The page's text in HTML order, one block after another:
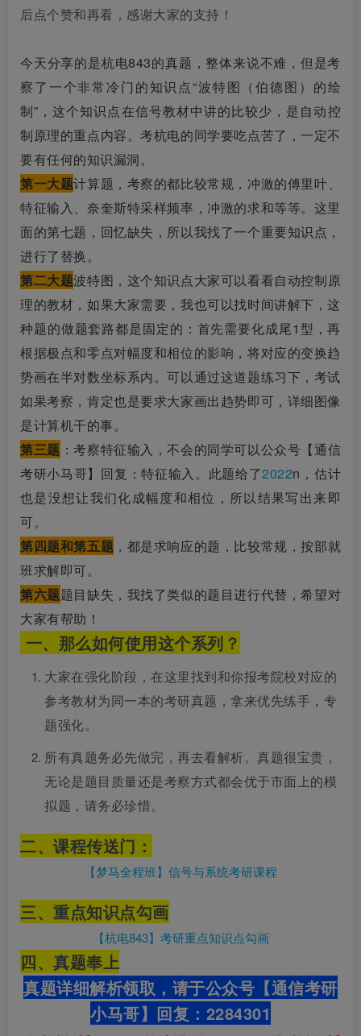
后点个赞和再看，感谢大家的支持！
今天分享的是杭电843的真题，整体来说不难，但是考
察了一个非常冷门的知识点“波特图（伯德图）的绘
制”，这个知识点在信号教材中讲的比较少，是自动控
制原理的重点内容。考杭电的同学要吃点苦了，一定不
要有任何的知识漏洞。
第一大题计算题，考察的都比较常规，冲激的傅里叶、
特征输入、奈奎斯特采样频率，冲激的求和等等。这里
面的第七题，回忆缺失，所以我找了一个重要知识点，
进行了替换。
第二大题波特图，这个知识点大家可以看看自动控制原
理的教材，如果大家需要，我也可以找时间讲解下，这
种题的做题套路都是固定的：首先需要化成尾1型，再
根据极点和零点对幅度和相位的影响，将对应的变换趋
势画在半对数坐标系内。可以通过这道题练习下，考试
如果考察，肯定也是要求大家画出趋势即可，详细图像
是计算机干的事。
第三题 ：考察特征输入，不会的同学可以公众号【通信
考研小马哥】回复：特征输入。此题给了2022n，估计
也是没想让我们化成幅度和相位，所以结果写出来即
可。
第四题和第五题 ，都是求响应的题，比较常规，按部就
班求解即可。
第六题题目缺失，我找了类似的题目进行代替，希望对
大家有帮助！
一、那么如何使用这个系列？
大家在强化阶段，在这里找到和你报考院校对应的
参考教材为同一本的考研真题，拿来优先练手，专
题强化。
所有真题务必先做完，再去看解析。真题很宝贵，
无论是题目质量还是考察方式都会优于市面上的模
拟题，请务必珍惜。
二、课程传送门：
【梦马全程班】信号与系统考研课程
三、重点知识点勾画
【杭电843】考研重点知识点勾画
四、真题奉上
真题详细解析领取，请于公众号【通信考研
小马哥】 回复：2284301